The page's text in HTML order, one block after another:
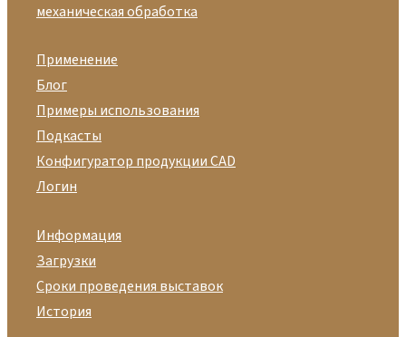
механическая обработка
Применение
Блог
Примеры использования
Подкасты
Конфигуратор продукции CAD
Логин
Информация
Загрузки
Сроки проведения выставок
История